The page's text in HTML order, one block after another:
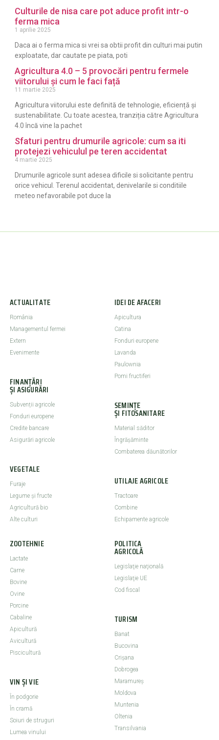
Culturile de nisa care pot aduce profit intr-o
ferma mica
1 aprilie 2025
Daca ai o ferma mica si vrei sa obtii profit din culturi mai putin
exploatate, dar cautate pe piata, poti
Agricultura 4.0 – 5 provocări pentru fermele
viitorului și cum le faci față
11 martie 2025
Agricultura viitorului este definită de tehnologie, eficiență și
sustenabilitate. Cu toate acestea, tranziția către Agricultura
4.0 încă vine la pachet
Sfaturi pentru drumurile agricole: cum sa iti
protejezi vehiculul pe teren accidentat
4 martie 2025
Drumurile agricole sunt adesea dificile si solicitante pentru
orice vehicul. Terenul accidentat, denivelarile si conditiile
meteo nefavorabile pot duce la
ACTUALITATE
România
Managementul fermei
Extern
Evenimente
FINANȚĂRI
ȘI ASIGURĂRI
Subvenții agricole
Fonduri europene
Credite bancare
Asigurări agricole
VEGETALE
Furaje
Legume şi fructe
Agricultură bio
Alte culturi
IDEI DE AFACERI
Apicultura
Catina
Fonduri europene
Lavanda
Paulownia
Pomi fructiferi
SEMINȚE
ȘI FITOSANITARE
Material săditor
Îngrășăminte
Combaterea dăunătorilor
UTILAJE AGRICOLE
Tractoare
Combine
Echipamente agricole
ZOOTEHNIE
Lactate
Carne
Bovine
Ovine
Porcine
Cabaline
Apicultură
Avicultură
Piscicultură
VIN ȘI VIE
În podgorie
În cramă
Soiuri de struguri
Lumea vinului
POLITICA
AGRICOLĂ
Legislaţie naţională
Legislaţie UE
Cod fiscal
TURISM
Banat
Bucovina
Crişana
Dobrogea
Maramureş
Moldova
Muntenia
Oltenia
Transilvania